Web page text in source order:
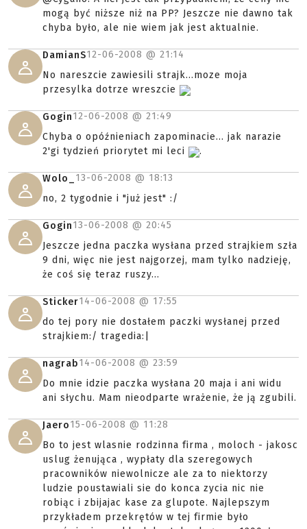
mogą być niższe niż na PP? Jeszcze nie dawno tak
chyba było, ale nie wiem jak jest aktualnie.
DamianS12-06-2008 @ 21:14
No nareszcie zawiesili strajk...moze moja
przesylka dotrze wreszcie
Gogin12-06-2008 @ 21:49
Chyba o opóźnieniach zapominacie... jak narazie
2'gi tydzień priorytet mi leci
.
Wolo_ 13-06-2008 @ 18:13
no, 2 tygodnie i "już jest" :/
Gogin13-06-2008 @ 20:45
Jeszcze jedna paczka wysłana przed strajkiem szła
9 dni, więc nie jest najgorzej, mam tylko nadzieję,
że coś się teraz ruszy...
Sticker14-06-2008 @ 17:55
do tej pory nie dostałem paczki wysłanej przed
strajkiem:/ tragedia:|
nagrab14-06-2008 @ 23:59
Do mnie idzie paczka wysłana 20 maja i ani widu
ani słychu. Mam nieodparte wrażenie, że ją zgubili.
Jaero15-06-2008 @ 11:28
Bo to jest wlasnie rodzinna firma , moloch - jakosc
uslug żenująca , wypłaty dla szeregowych
pracowników niewolnicze ale za to niektorzy
ludzie poustawiali sie do konca zycia nic nie
robiąc i zbijajac kase za glupote. Najlepszym
przykładem przekrętów w tej firmie było